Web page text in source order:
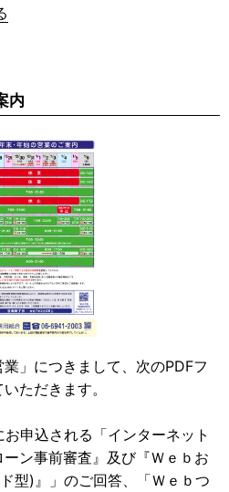
内
」につきまして、次のPDFフ
ただきます。
申込される「インターネット
ン事前審査』及び『Ｗｅｂお
型)』」のご回答、「Ｗｅｂつ